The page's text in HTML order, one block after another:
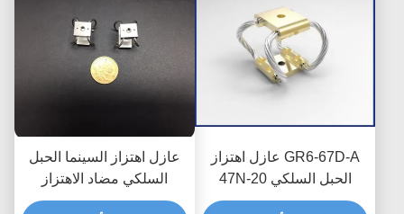
GR6-67D-A عازل اهتزاز
الحبل السلكي 20-47N
الحمل 90٪ العزل
عازل اهتزاز السينما الحبل
السلكي مضاد الاهتزاز